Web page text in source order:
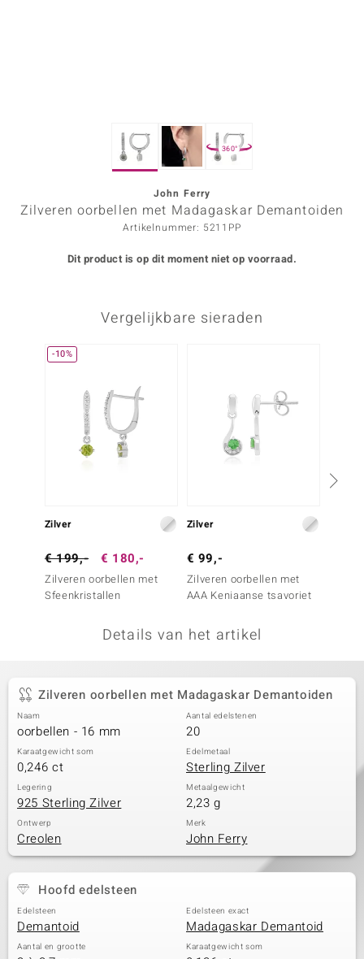
Collection
360°
John Ferry
Zilveren oorbellen met Madagaskar Demantoiden
Artikelnummer: 5211PP
Dit product is op dit moment niet op voorraad.
Vergelijkbare sieraden
-10%
Zilver
€ 199,- € 180,-
Zilveren oorbellen met
Sfeenkristallen
Zilver
€ 99,-
Zilveren oorbellen met
AAA Keniaanse tsavoriet
Details van het artikel
Zilveren oorbellen met Madagaskar Demantoiden
Naam
oorbellen - 16 mm
Aantal edelstenen
20
Karaatgewicht som
0,246 ct
Edelmetaal
Sterling Zilver
Legering
925 Sterling Zilver
Metaalgewicht
2,23 g
Ontwerp
Creolen
Merk
John Ferry
Hoofd edelsteen
Edelsteen
Demantoid
Edelsteen exact
Madagaskar Demantoid
Aantal en grootte Karaatgewicht som